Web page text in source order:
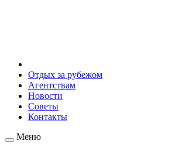
Отдых за рубежом
Агентствам
Новости
Советы
Контакты
Меню